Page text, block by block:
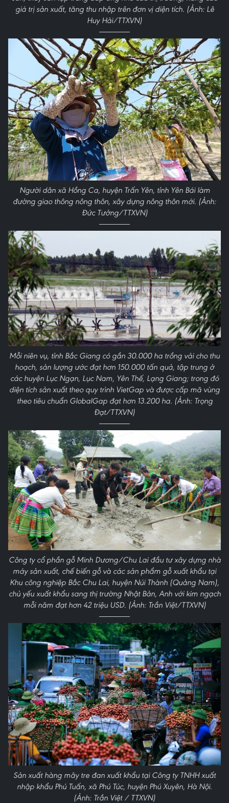
giá trị sản xuất, tăng thu nhập trên đơn vị diện tích. (Ảnh: Lê
Huy Hải/TTXVN)
Người dân xã Hồng Ca, huyện Trấn Yên, tỉnh Yên Bái làm
đường giao thông nông thôn, xây dựng nông thôn mới. (Ảnh:
Đức Tưởng/TTXVN)
Mỗi niên vụ, tỉnh Bắc Giang có gần 30.000 ha trồng vải cho thu
hoạch, sản lượng ước đạt hơn 150.000 tấn quả, tập trung ở
các huyện Lục Ngạn, Lục Nam, Yên Thế, Lạng Giang; trong đó
diện tích sản xuất theo quy trình VietGap và được cấp mã vùng
theo tiêu chuẩn GlobalGap đạt hơn 13.200 ha. (Ảnh: Trọng
Đạt/TTXVN)
Công ty cổ phần gỗ Minh Dương/Chu Lai đầu tư xây dựng nhà
máy sản xuất, chế biến gỗ và các sản phẩm gỗ xuất khẩu tại
Khu công nghiệp Bắc Chu Lai, huyện Núi Thành (Quảng Nam),
chủ yếu xuất khẩu sang thị trường Nhật Bản, Anh với kim ngạch
mỗi năm đạt hơn 42 triệu USD. (Ảnh: Trần Việt/TTXVN)
Sản xuất hàng mây tre đan xuất khẩu tại Công ty TNHH xuất
nhập khẩu Phú Tuấn, xã Phú Túc, huyện Phú Xuyên, Hà Nội.
(Ảnh: Trần Việt / TTXVN)